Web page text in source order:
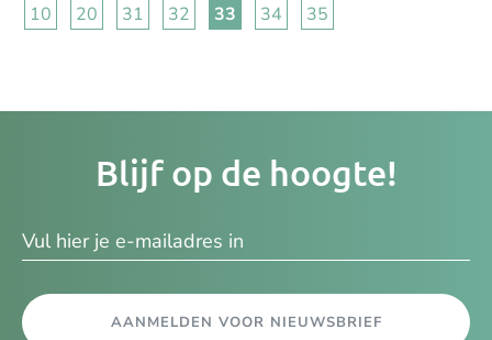
10 20 31 32 33 34 35
Blijf op de hoogte!
AANMELDEN VOOR NIEUWSBRIEF